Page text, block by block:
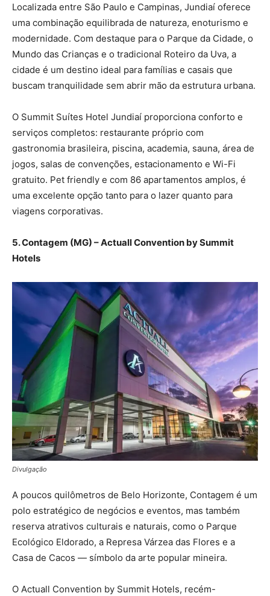
Localizada entre São Paulo e Campinas, Jundiaí oferece
uma combinação equilibrada de natureza, enoturismo e
modernidade. Com destaque para o Parque da Cidade, o
Mundo das Crianças e o tradicional Roteiro da Uva, a
cidade é um destino ideal para famílias e casais que
buscam tranquilidade sem abrir mão da estrutura urbana.
O Summit Suítes Hotel Jundiaí proporciona conforto e
serviços completos: restaurante próprio com
gastronomia brasileira, piscina, academia, sauna, área de
jogos, salas de convenções, estacionamento e Wi-Fi
gratuito. Pet friendly e com 86 apartamentos amplos, é
uma excelente opção tanto para o lazer quanto para
viagens corporativas.
5. Contagem (MG) – Actuall Convention by Summit
Hotels
Divulgação
A poucos quilômetros de Belo Horizonte, Contagem é um
polo estratégico de negócios e eventos, mas também
reserva atrativos culturais e naturais, como o Parque
Ecológico Eldorado, a Represa Várzea das Flores e a
Casa de Cacos — símbolo da arte popular mineira.
O Actuall Convention by Summit Hotels, recém-